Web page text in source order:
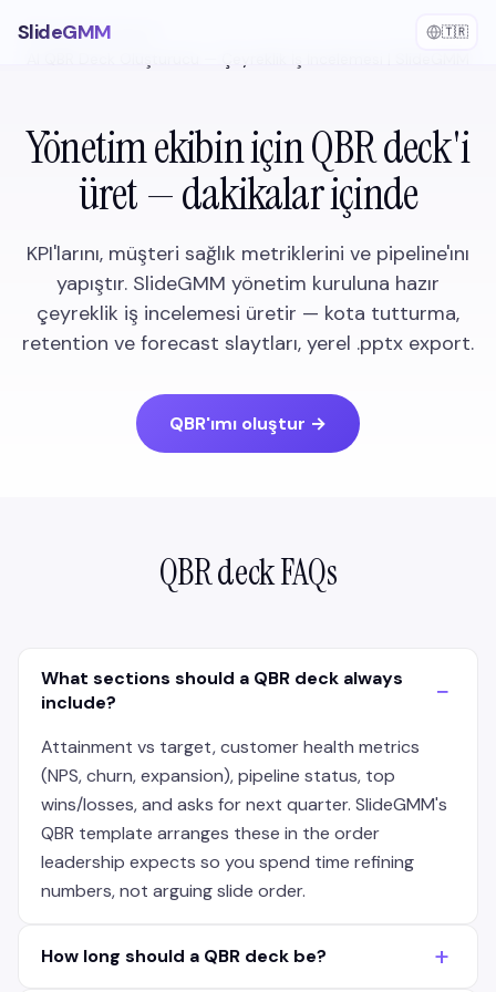
SlideGMM 🇹🇷
Home/Use Cases
Yönetim ekibin için QBR deck'i
üret — dakikalar içinde
KPI'larını, müşteri sağlık metriklerini ve pipeline'ını
yapıştır. SlideGMM yönetim kuruluna hazır
çeyreklik iş incelemesi üretir — kota tutturma,
retention ve forecast slaytları, yerel .pptx export.
QBR'ımı oluştur →
QBR deck FAQs
What sections should a QBR deck always
include?
−
Attainment vs target, customer health metrics
(NPS, churn, expansion), pipeline status, top
wins/losses, and asks for next quarter. SlideGMM's
QBR template arranges these in the order
leadership expects so you spend time refining
numbers, not arguing slide order.
How long should a QBR deck be? +